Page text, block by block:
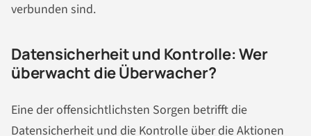
verbunden sind.
Datensicherheit und Kontrolle: Wer
überwacht die Überwacher?
Eine der offensichtlichsten Sorgen betrifft die
Datensicherheit und die Kontrolle über die Aktionen